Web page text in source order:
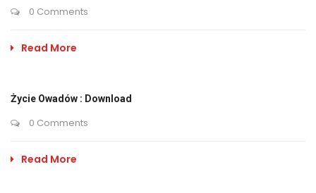
0 Comments
Read More
Życie Owadów : Download
0 Comments
Read More